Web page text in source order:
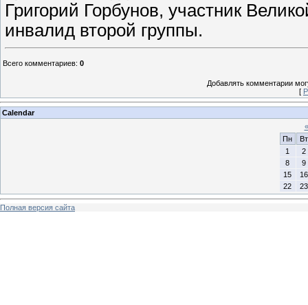
Григорий Горбунов, участник
инвалид второй группы.
Всего комментариев: 0
Добавлять комментарии
[
Calendar
«
Пн
Вт
1
2
8
9
15
16
22
23
Полная версия сайта